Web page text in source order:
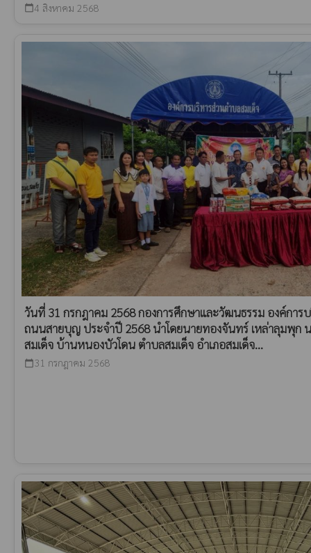
calendar_today 4 สิงหาคม 2568
วันที่ 31 กรกฎาคม 2568 กองการศึกษาและวัฒนธรรม องค์การ
ถนนสายบุญ ประจำปี 2568 นำโดยนายทองจันทร์ เหล่าลุมพุก
สมเด็จ บ้านหนองบัวโดน ตำบลสมเด็จ อำเภอสมเด็จ...
calendar_today31 กรกฎาคม 2568